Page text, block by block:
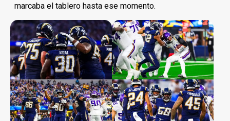
marcaba el tablero hasta ese momento.